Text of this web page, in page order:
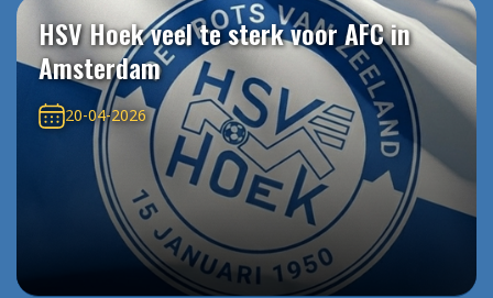
HSV Hoek veel te sterk voor AFC in
Amsterdam
20-04-2026